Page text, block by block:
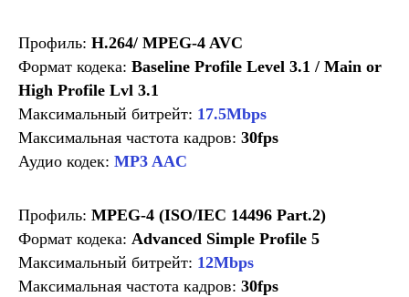
Профиль: H.264/ MPEG-4 AVC
Формат кодека: Baseline Profile Level 3.1 / Main or
High Profile Lvl 3.1
Максимальный битрейт: 17.5Mbps
Максимальная частота кадров: 30fps
Аудио кодек: MP3 AAC
Профиль: MPEG-4 (ISO/IEC 14496 Part.2)
Формат кодека: Advanced Simple Profile 5
Максимальный битрейт: 12Mbps
Максимальная частота кадров: 30fps